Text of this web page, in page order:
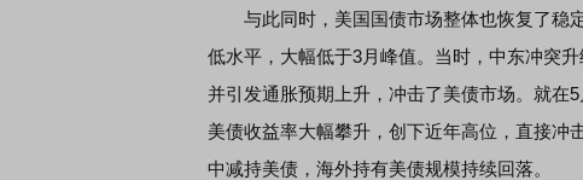
与此同时，美国国债市场整体也恢复了稳
低水平，大幅低于3月峰值。当时，中东冲突
并引发通胀预期上升，冲击了美债市场。就在
美债收益率大幅攀升，创下近年高位，直接冲
中减持美债，海外持有美债规模持续回落。